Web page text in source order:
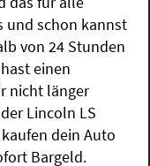
und schon kannst
von 24 Stunden
einen
nicht länger
Lincoln LS
dein Auto
Bargeld.